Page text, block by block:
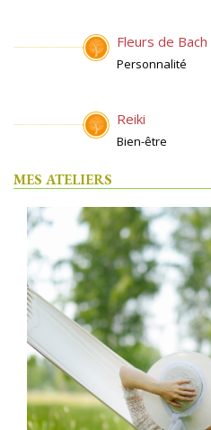
Fleurs de Bach
Personnalité
Reiki
Bien-être
MES ATELIERS